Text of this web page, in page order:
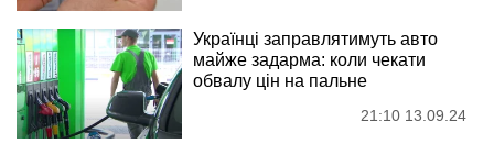
Українці заправлятимуть авто
майже задарма: коли чекати
обвалу цін на пальне
21:10 13.09.24